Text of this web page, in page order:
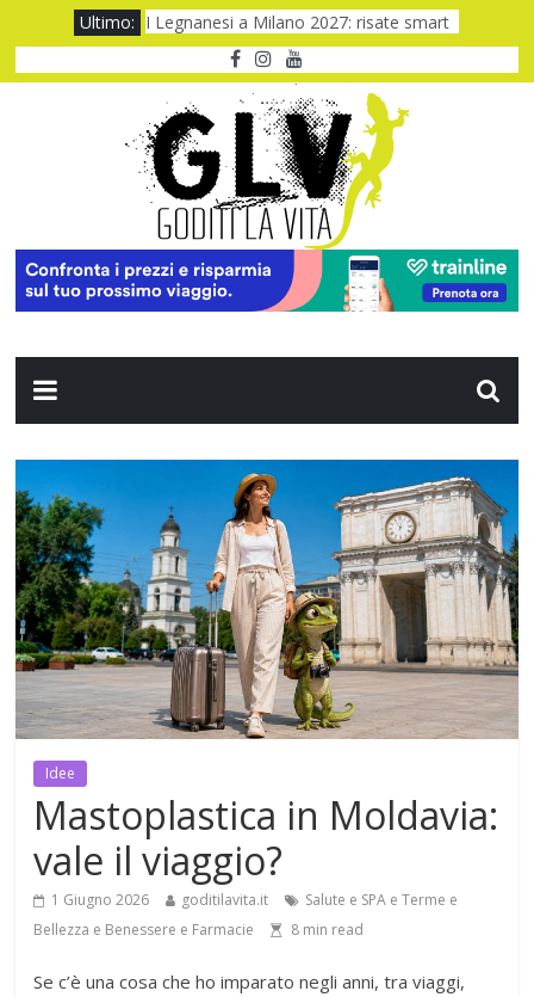
Ultimo: I Legnanesi a Milano 2027: risate smart
New York a settembre: 5 giorni da vivere
One night only: notte folle, cuore acceso
Quando il CUP ti fa aspettare troppo
Idee
Mastoplastica in Moldavia:
vale il viaggio?
1 Giugno 2026 goditilavita.it
Salute e SPA e Terme e
Bellezza e Benessere e Farmacie
8 min read
Se c’è una cosa che ho imparato negli anni, tra viaggi,